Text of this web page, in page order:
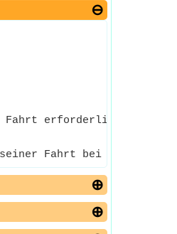
erforderlichen Zeit
Fahrt bei einem